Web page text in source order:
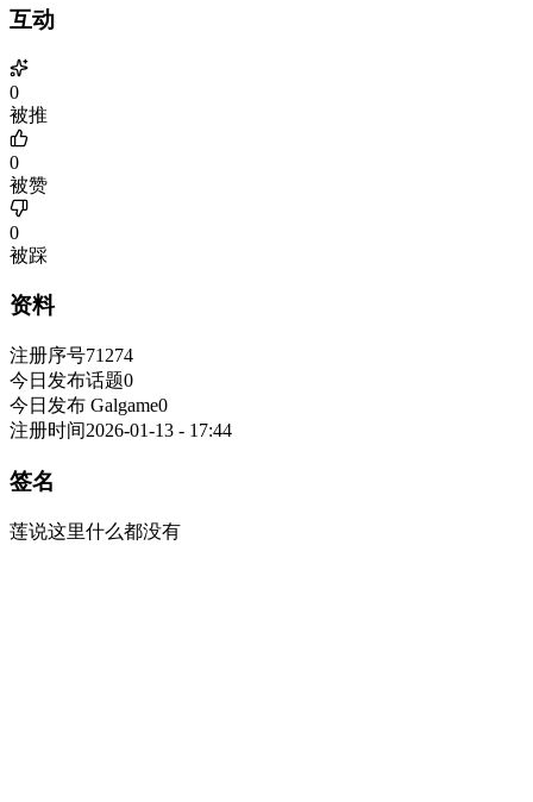
互动
0
被推
0
被赞
0
被踩
资料
注册序号71274
今日发布话题0
今日发布 Galgame0
注册时间2026-01-13 - 17:44
签名
莲说这里什么都没有